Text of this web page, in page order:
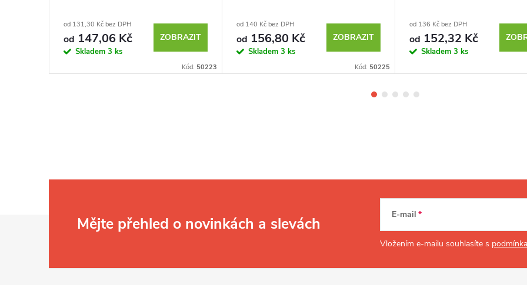
od 131,30 Kč bez DPH
od 147,06 Kč
Skladem 3 ks
ZOBRAZIT
Kód: 50223
od 140 Kč bez DPH
od 156,80 Kč
Skladem 3 ks
ZOBRAZIT
Kód: 50225
od 136 Kč bez DPH
od 152,32 Kč
Skladem 3 ks
Mějte přehled o novinkách a slevách E-mail
Vložením e-mailu souhlasíte s